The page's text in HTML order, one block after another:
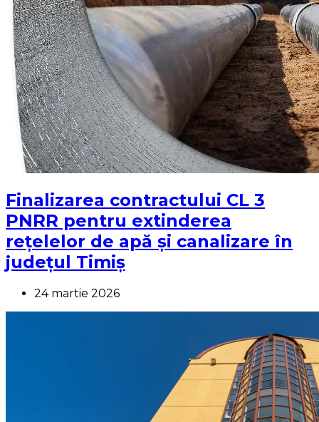
Finalizarea contractului CL 3
PNRR pentru extinderea
rețelelor de apă și canalizare în
județul Timiș
24 martie 2026